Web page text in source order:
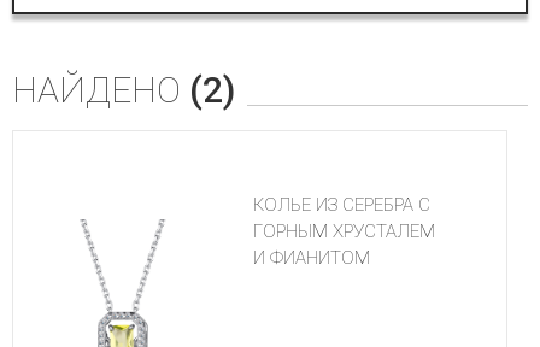
НАЙДЕНО (2)
КОЛЬЕ ИЗ СЕРЕБРА C
ГОРНЫМ ХРУСТАЛЕМ
И ФИАНИТОМ